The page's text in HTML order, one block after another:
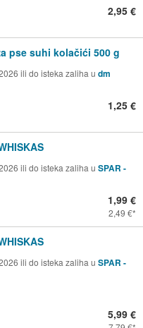
2,95 €
pse suhi kolačići 500 g
ili do isteka zaliha u dm
1,25 €
ili do isteka zaliha u SPAR -
1,99 €
2,49 €
ili do isteka zaliha u SPAR -
5,99 €